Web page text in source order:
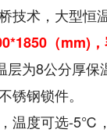
技术，大型恒
（mm)
为8公分厚
钢锁件。
，温度可选